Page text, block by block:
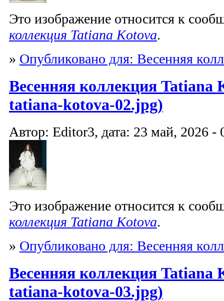
Это изображение относится к
коллекция Tatiana Kotova.
» Опубликовано для: Весенняя
Весенняя коллекция Tatiana
tatiana-kotova-02.jpg)
Автор: Editor3, дата: 23 май, 2026 -
Это изображение относится к
коллекция Tatiana Kotova.
» Опубликовано для: Весенняя
Весенняя коллекция Tatiana
tatiana-kotova-03.jpg)